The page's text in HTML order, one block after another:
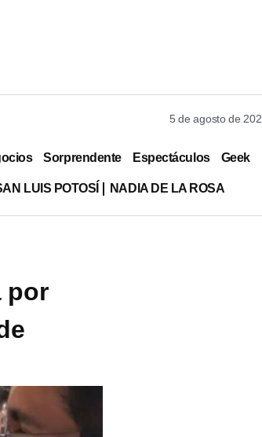
5 de agosto de
Sorprendente Espectáculos Geek
LUIS POTOSÍ NADIA DE LA ROSA
por